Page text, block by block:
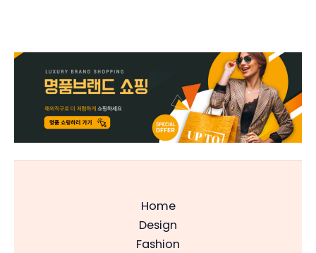
Home
Design
Fashion